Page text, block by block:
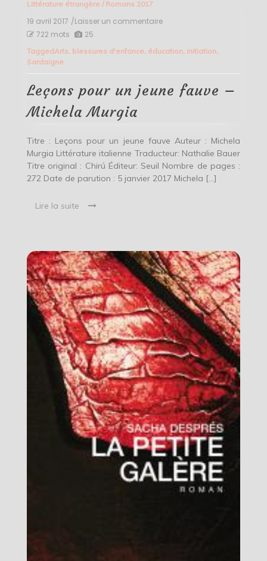
Littérature étrangère/ Romans 2017
19 avril 2017 /Laisser un commentaireon
un
Michela
722 mots 25
TaggedArts blessures d'enfance, éducation, initiation,
Sardaigne
Leçons pour un jeune fauve –
Michela Murgia
Titre : Leçons pour un jeune fauve Auteur : Michela
Murgia Littérature italienne Traducteur: Nathalie Bauer
Titre original : Chirú Éditeur: Seuil Nombre de pages :
272 Date de parution : 5 janvier 2017 Michela […]
Lire la suite